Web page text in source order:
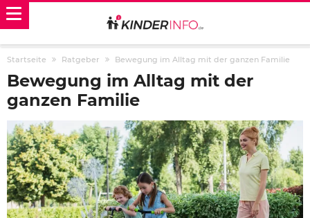
Startseite Ratgeber Bewegung im Alltag mit der ganzen Familie
Bewegung im Alltag mit der
ganzen Familie